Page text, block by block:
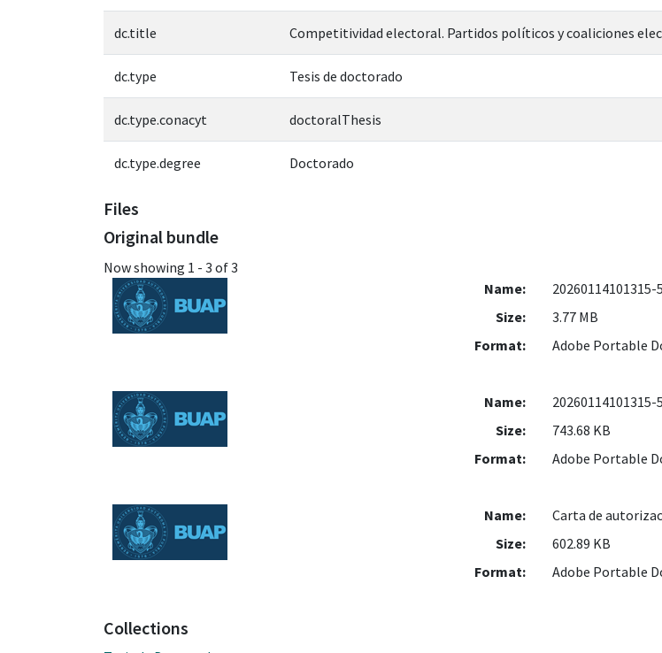
dc.title Competitividad electoral. Partidos políticos y coaliciones
dc.type Tesis de doctorado
dc.type.conacyt doctoralThesis
dc.type.degree Doctorado
Files
Original bundle
Now showing 1 - 3 of 3
Name:
20260114101315-
Size:
3.77 MB
Format:
Adobe Portable
Name:
20260114101315-
Size:
743.68 KB
Format:
Adobe Portable
Name:
Carta de
Size:
602.89 KB
Format:
Adobe Portable
Collections